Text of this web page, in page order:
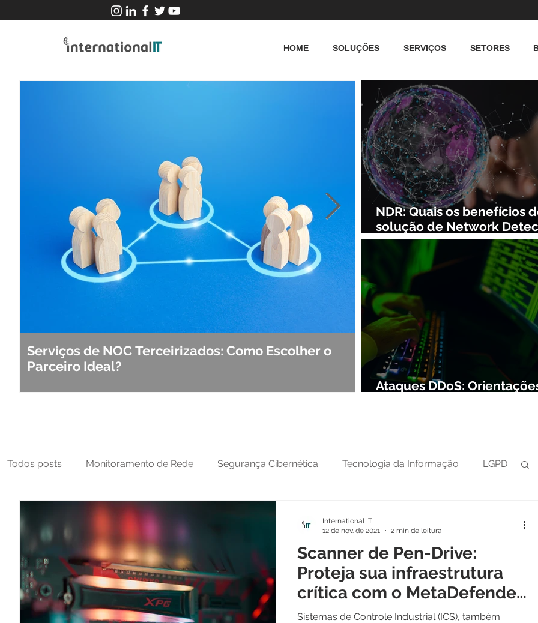
HOME SOLUÇÕES SERVIÇOS SETORES
NDR: Quais os benefícios
solução de Network
and Response?
Ataques DDoS:
Serviços de NOC Terceirizados: Como Escolher o
Parceiro Ideal?
Observabilidade e NOC:
Segurança de Redes
Todos posts Monitoramento de Rede Segurança Cibernética Tecnologia da Informação LGPD
NOC Tecnologia Operacional
Scanner de Pen-Drive:
Proteja sua infraestrutura
crítica com o MetaDefender
Kiosk da OPSWAT
Sistemas de Controle Industrial (ICS), também
International IT
12 de nov. de 2021
2 min de leitura